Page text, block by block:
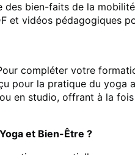
des bien-faits de la
et vidéos pédagogiques
compléter votre
pour la pratique du yoga
en studio, offrant à la
et Bien-Être ?